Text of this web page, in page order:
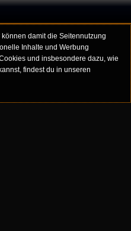
damit die Seitennutzung
Inhalte und Werbung
und insbesondere dazu, wie
findest du in unseren